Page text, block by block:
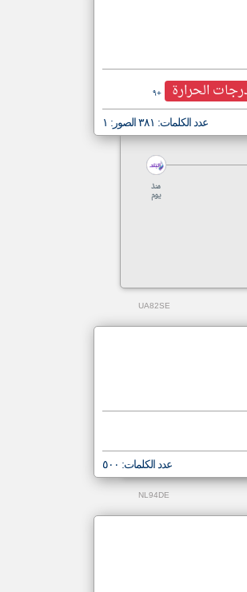
الحرارة
+٩
عدد الكلمات: ٣٨١ الصور: ١
منذ
يوم
UA82SE
عدد الكلمات: ٥٠٠
NL94DE